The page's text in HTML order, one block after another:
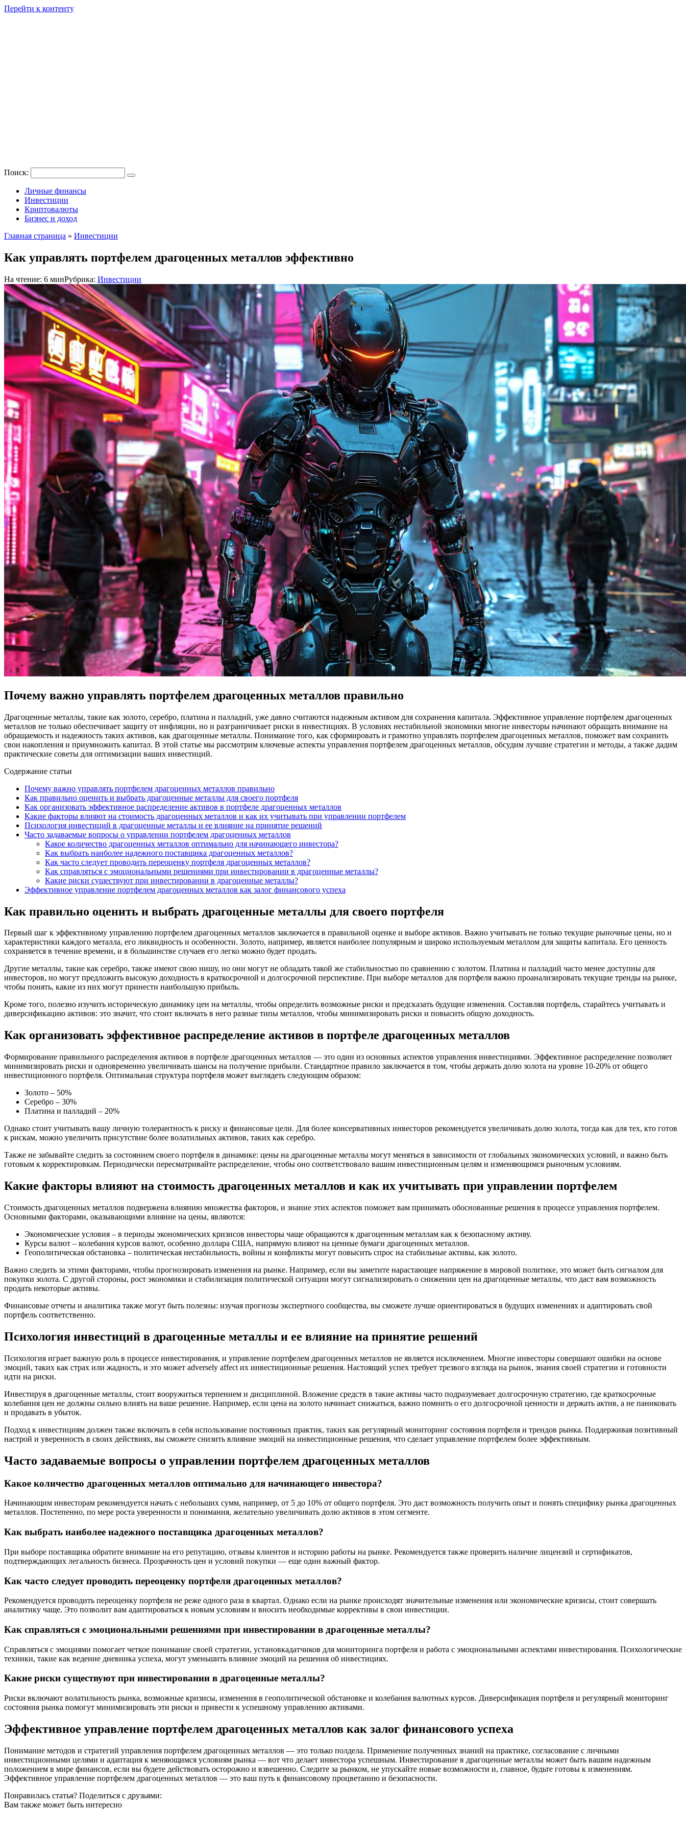
Перейти к контенту
Поиск:
Личные финансы
Инвестиции
Криптовалюты
Бизнес и доход
Главная страница » Инвестиции
Как управлять портфелем драгоценных металлов эффективно
На чтение: 6 минРубрика: Инвестиции
Почему важно управлять портфелем драгоценных металлов правильно
Драгоценные металлы, такие как золото, серебро, платина и палладий, уже давно считаются надежным активом для сохранения капитала. Эффективное управление портфелем драгоценных
металлов не только обеспечивает защиту от инфляции, но и разграничивает риски в инвестициях. В условиях нестабильной экономики многие инвесторы начинают обращать внимание на
обращаемость и надежность таких активов, как драгоценные металлы. Понимание того, как сформировать и грамотно управлять портфелем драгоценных металлов, поможет вам сохранить
свои накопления и приумножить капитал. В этой статье мы рассмотрим ключевые аспекты управления портфелем драгоценных металлов, обсудим лучшие стратегии и методы, а также дадим
практические советы для оптимизации ваших инвестиций.
Содержание статьи
Почему важно управлять портфелем драгоценных металлов правильно
Как правильно оценить и выбрать драгоценные металлы для своего портфеля
Как организовать эффективное распределение активов в портфеле драгоценных металлов
Какие факторы влияют на стоимость драгоценных металлов и как их учитывать при управлении портфелем
Психология инвестиций в драгоценные металлы и ее влияние на принятие решений
Часто задаваемые вопросы о управлении портфелем драгоценных металлов
Какое количество драгоценных металлов оптимально для начинающего инвестора?
Как выбрать наиболее надежного поставщика драгоценных металлов?
Как часто следует проводить переоценку портфеля драгоценных металлов?
Как справляться с эмоциональными решениями при инвестировании в драгоценные металлы?
Какие риски существуют при инвестировании в драгоценные металлы?
Эффективное управление портфелем драгоценных металлов как залог финансового успеха
Как правильно оценить и выбрать драгоценные металлы для своего портфеля
Первый шаг к эффективному управлению портфелем драгоценных металлов заключается в правильной оценке и выборе активов. Важно учитывать не только текущие рыночные цены, но и
характеристики каждого металла, его ликвидность и особенности. Золото, например, является наиболее популярным и широко используемым металлом для защиты капитала. Его ценность
сохраняется в течение времени, и в большинстве случаев его легко можно будет продать.
Другие металлы, такие как серебро, также имеют свою нишу, но они могут не обладать такой же стабильностью по сравнению с золотом. Платина и палладий часто менее доступны для
инвесторов, но могут предложить высокую доходность в краткосрочной и долгосрочной перспективе. При выборе металлов для портфеля важно проанализировать текущие тренды на рынке,
чтобы понять, какие из них могут принести наибольшую прибыль.
Кроме того, полезно изучить историческую динамику цен на металлы, чтобы определить возможные риски и предсказать будущие изменения. Составляя портфель, старайтесь учитывать и
диверсификацию активов: это значит, что стоит включать в него разные типы металлов, чтобы минимизировать риски и повысить общую доходность.
Как организовать эффективное распределение активов в портфеле драгоценных металлов
Формирование правильного распределения активов в портфеле драгоценных металлов — это один из основных аспектов управления инвестициями. Эффективное распределение позволяет
минимизировать риски и одновременно увеличивать шансы на получение прибыли. Стандартное правило заключается в том, чтобы держать долю золота на уровне 10-20% от общего
инвестиционного портфеля. Оптимальная структура портфеля может выглядеть следующим образом:
Золото – 50%
Серебро – 30%
Платина и палладий – 20%
Однако стоит учитывать вашу личную толерантность к риску и финансовые цели. Для более консервативных инвесторов рекомендуется увеличивать долю золота, тогда как для тех, кто готов
к рискам, можно увеличить присутствие более волатильных активов, таких как серебро.
Также не забывайте следить за состоянием своего портфеля в динамике: цены на драгоценные металлы могут меняться в зависимости от глобальных экономических условий, и важно быть
готовым к корректировкам. Периодически пересматривайте распределение, чтобы оно соответствовало вашим инвестиционным целям и изменяющимся рыночным условиям.
Какие факторы влияют на стоимость драгоценных металлов и как их учитывать при управлении портфелем
Стоимость драгоценных металлов подвержена влиянию множества факторов, и знание этих аспектов поможет вам принимать обоснованные решения в процессе управления портфелем.
Основными факторами, оказывающими влияние на цены, являются:
Экономические условия – в периоды экономических кризисов инвесторы чаще обращаются к драгоценным металлам как к безопасному активу.
Курсы валют – колебания курсов валют, особенно доллара США, напрямую влияют на ценные бумаги драгоценных металлов.
Геополитическая обстановка – политическая нестабильность, войны и конфликты могут повысить спрос на стабильные активы, как золото.
Важно следить за этими факторами, чтобы прогнозировать изменения на рынке. Например, если вы заметите нарастающее напряжение в мировой политике, это может быть сигналом для
покупки золота. С другой стороны, рост экономики и стабилизация политической ситуации могут сигнализировать о снижении цен на драгоценные металлы, что даст вам возможность
продать некоторые активы.
Финансовые отчеты и аналитика также могут быть полезны: изучая прогнозы экспертного сообщества, вы сможете лучше ориентироваться в будущих изменениях и адаптировать свой
портфель соответственно.
Психология инвестиций в драгоценные металлы и ее влияние на принятие решений
Психология играет важную роль в процессе инвестирования, и управление портфелем драгоценных металлов не является исключением. Многие инвесторы совершают ошибки на основе
эмоций, таких как страх или жадность, и это может adversely affect их инвестиционные решения. Настоящий успех требует трезвого взгляда на рынок, знания своей стратегии и готовности
идти на риски.
Инвестируя в драгоценные металлы, стоит вооружиться терпением и дисциплиной. Вложение средств в такие активы часто подразумевает долгосрочную стратегию, где краткосрочные
колебания цен не должны сильно влиять на ваше решение. Например, если цена на золото начинает снижаться, важно помнить о его долгосрочной ценности и держать актив, а не паниковать
и продавать в убыток.
Подход к инвестициям должен также включать в себя использование постоянных практик, таких как регулярный мониторинг состояния портфеля и трендов рынка. Поддерживая позитивный
настрой и уверенность в своих действиях, вы сможете снизить влияние эмоций на инвестиционные решения, что сделает управление портфелем более эффективным.
Часто задаваемые вопросы о управлении портфелем драгоценных металлов
Какое количество драгоценных металлов оптимально для начинающего инвестора?
Начинающим инвесторам рекомендуется начать с небольших сумм, например, от 5 до 10% от общего портфеля. Это даст возможность получить опыт и понять специфику рынка драгоценных
металлов. Постепенно, по мере роста уверенности и понимания, желательно увеличивать долю активов в этом сегменте.
Как выбрать наиболее надежного поставщика драгоценных металлов?
При выборе поставщика обратите внимание на его репутацию, отзывы клиентов и историю работы на рынке. Рекомендуется также проверить наличие лицензий и сертификатов,
подтверждающих легальность бизнеса. Прозрачность цен и условий покупки — еще один важный фактор.
Как часто следует проводить переоценку портфеля драгоценных металлов?
Рекомендуется проводить переоценку портфеля не реже одного раза в квартал. Однако если на рынке происходят значительные изменения или экономические кризисы, стоит совершать
аналитику чаще. Это позволит вам адаптироваться к новым условиям и вносить необходимые коррективы в свои инвестиции.
Как справляться с эмоциональными решениями при инвестировании в драгоценные металлы?
Справляться с эмоциями помогает четкое понимание своей стратегии, установкадатчиков для мониторинга портфеля и работа с эмоциональными аспектами инвестирования. Психологические
техники, такие как ведение дневника успеха, могут уменьшить влияние эмоций на решения об инвестициях.
Какие риски существуют при инвестировании в драгоценные металлы?
Риски включают волатильность рынка, возможные кризисы, изменения в геополитической обстановке и колебания валютных курсов. Диверсификация портфеля и регулярный мониторинг
состояния рынка помогут минимизировать эти риски и привести к успешному управлению активами.
Эффективное управление портфелем драгоценных металлов как залог финансового успеха
Понимание методов и стратегий управления портфелем драгоценных металлов — это только полдела. Применение полученных знаний на практике, согласование с личными
инвестиционными целями и адаптация к меняющимся условиям рынка — вот что делает инвестора успешным. Инвестирование в драгоценные металлы может быть вашим надежным
положением в мире финансов, если вы будете действовать осторожно и взвешенно. Следите за рынком, не упускайте новые возможности и, главное, будьте готовы к изменениям.
Эффективное управление портфелем драгоценных металлов — это ваш путь к финансовому процветанию и безопасности.
Понравилась статья? Поделиться с друзьями:
Вам также может быть интересно